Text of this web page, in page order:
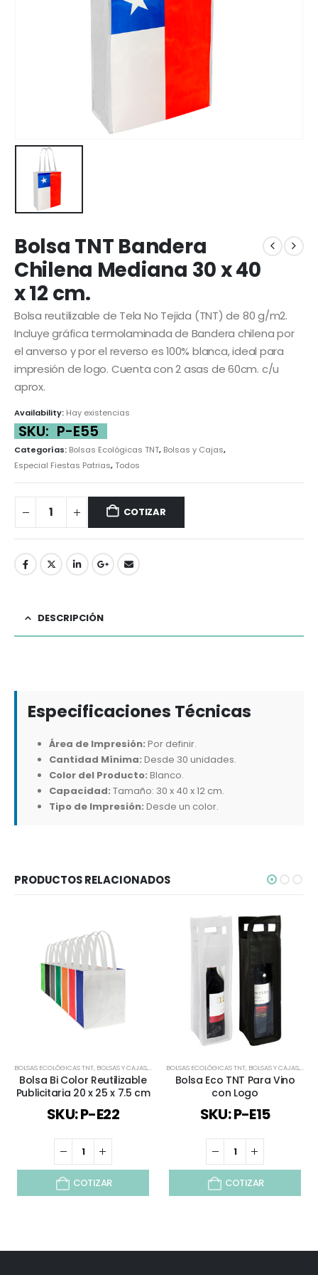
Bolsa TNT Bandera
Chilena Mediana 30 x 40
x 12 cm.
Bolsa reutilizable de Tela No Tejida (TNT) de 80 g/m2.
Incluye gráfica termolaminada de Bandera chilena por
el anverso y por el reverso es 100% blanca, ideal para
impresión de logo. Cuenta con 2 asas de 60cm. c/u
aprox.
Availability: Hay existencias
SKU: P-E55
Categorías: Bolsas Ecológicas TNT, Bolsas y Cajas,
Especial Fiestas Patrias,Todos
COTIZAR
DESCRIPCIÓN
Especificaciones Técnicas
Área de Impresión: Por definir.
Cantidad Mínima: Desde 30 unidades.
Color del Producto: Blanco.
Capacidad: Tamaño: 30 x 40 x 12 cm.
Tipo de Impresión: Desde un color.
PRODUCTOS RELACIONADOS
BOLSAS ECOLÓGICAS TNT, BOLSAS Y CAJAS,TODOS
Bolsa Bi Color Reutilizable
Publicitaria 20 x 25 x 7.5 cm
SKU: P-E22
COTIZAR
BOLSAS ECOLÓGICAS TNT, BOLSAS Y CAJAS,
Bolsa Eco TNT Para Vino
con Logo
SKU: P-E15
COTIZAR